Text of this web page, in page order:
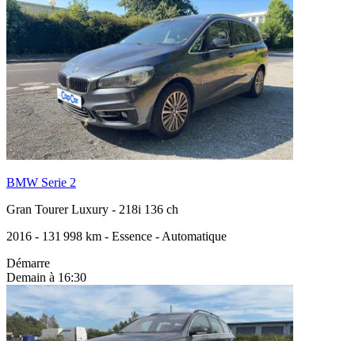
BMW Serie 2
Gran Tourer Luxury - 218i 136 ch
2016 - 131 998 km - Essence - Automatique
Démarre
Demain à 16:30